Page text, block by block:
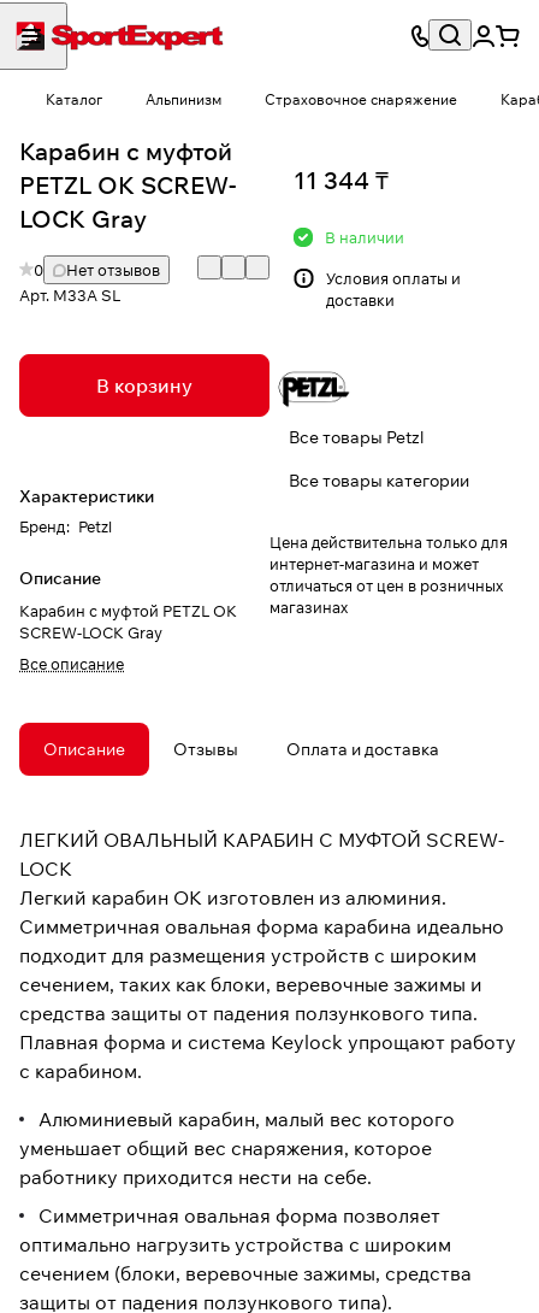
Каталог Альпинизм Страховочное снаряжение
Карабин с муфтой
PETZL OK SCREW-
LOCK Gray
0
Нет отзывов
Арт. M33A SL
В корзину
Характеристики
Бренд: Petzl
Описание
Карабин с муфтой PETZL OK
SCREW-LOCK Gray
Все описание
11 344 ₸
В наличии
Условия оплаты и
доставки
Все товары Petzl
Все товары категории
Цена действительна только для
интернет-магазина и может
отличаться от цен в розничных
магазинах
Описание Отзывы Оплата и доставка
ЛЕГКИЙ ОВАЛЬНЫЙ КАРАБИН С МУФТОЙ SCREW-
LOCK
Легкий карабин OK изготовлен из алюминия.
Симметричная овальная форма карабина идеально
подходит для размещения устройств с широким
сечением, таких как блоки, веревочные зажимы и
средства защиты от падения ползункового типа.
Плавная форма и система Keylock упрощают работу
с карабином.
Алюминиевый карабин, малый вес которого
уменьшает общий вес снаряжения, которое
работнику приходится нести на себе.
Симметричная овальная форма позволяет
оптимально нагрузить устройства с широким
сечением (блоки, веревочные зажимы, средства
защиты от падения ползункового типа).